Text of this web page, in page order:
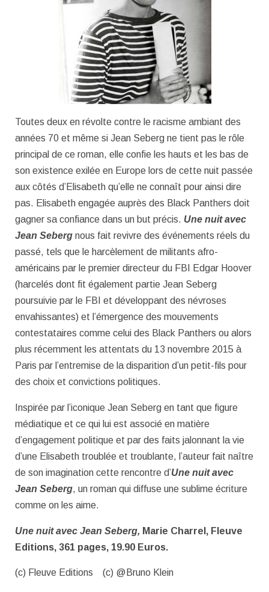
Toutes deux en révolte contre le racisme ambiant des
années 70 et même si Jean Seberg ne tient pas le rôle
principal de ce roman, elle confie les hauts et les bas de
son existence exilée en Europe lors de cette nuit passée
aux côtés d’Elisabeth qu’elle ne connaît pour ainsi dire
pas. Elisabeth engagée auprès des Black Panthers doit
gagner sa confiance dans un but précis. Une nuit avec
Jean Seberg nous fait revivre des événements réels du
passé, tels que le harcèlement de militants afro-
américains par le premier directeur du FBI Edgar Hoover
(harcelés dont fit également partie Jean Seberg
poursuivie par le FBI et développant des névroses
envahissantes) et l’émergence des mouvements
contestataires comme celui des Black Panthers ou alors
plus récemment les attentats du 13 novembre 2015 à
Paris par l’entremise de la disparition d’un petit-fils pour
des choix et convictions politiques.
Inspirée par l’iconique Jean Seberg en tant que figure
médiatique et ce qui lui est associé en matière
d’engagement politique et par des faits jalonnant la vie
d’une Elisabeth troublée et troublante, l’auteur fait naître
de son imagination cette rencontre d’Une nuit avec
Jean Seberg, un roman qui diffuse une sublime écriture
comme on les aime.
Une nuit avec Jean Seberg, Marie Charrel, Fleuve
Editions, 361 pages, 19.90 Euros.
(c) Fleuve Editions (c) @Bruno Klein